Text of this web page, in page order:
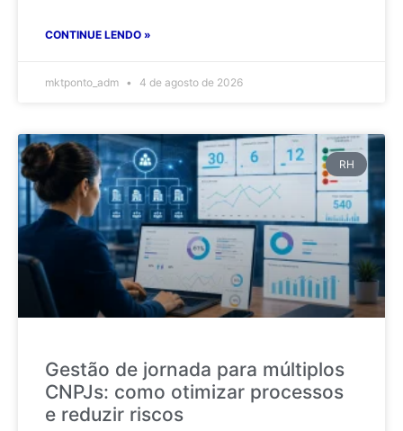
CONTINUE LENDO »
mktponto_adm 4 de agosto de 2026
RH
Gestão de jornada para múltiplos
CNPJs: como otimizar processos
e reduzir riscos